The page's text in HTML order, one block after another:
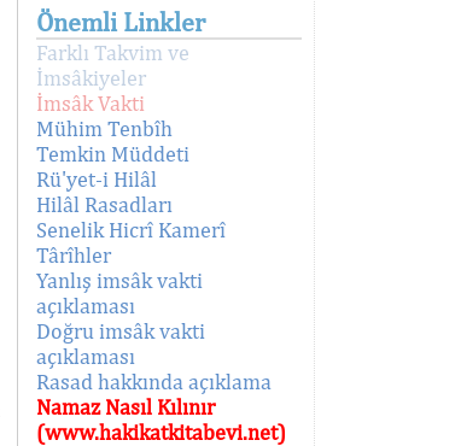
Önemli Linkler
Farklı Takvim ve
İmsâkiyeler
İmsâk Vakti
Mühim Tenbîh
Temkin Müddeti
Rü'yet-i Hilâl
Hilâl Rasadları
Senelik Hicrî Kamerî
Târîhler
Yanlış imsâk vakti
açıklaması
Doğru imsâk vakti
açıklaması
Rasad hakkında açıklama
Namaz Nasıl Kılınır
(www.hakikatkitabevi.net)